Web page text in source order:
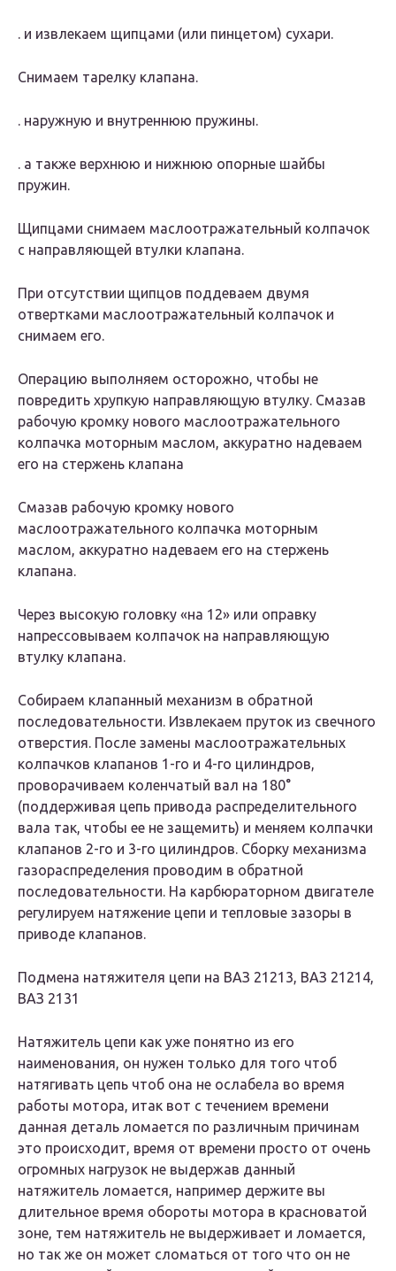
. и извлекаем щипцами (или пинцетом) сухари.
Снимаем тарелку клапана.
. наружную и внутреннюю пружины.
. а также верхнюю и нижнюю опорные шайбы
пружин.
Щипцами снимаем маслоотражательный колпачок
с направляющей втулки клапана.
При отсутствии щипцов поддеваем двумя
отвертками маслоотражательный колпачок и
снимаем его.
Операцию выполняем осторожно, чтобы не
повредить хрупкую направляющую втулку. Смазав
рабочую кромку нового маслоотражательного
колпачка моторным маслом, аккуратно надеваем
его на стержень клапана
Смазав рабочую кромку нового
маслоотражательного колпачка моторным
маслом, аккуратно надеваем его на стержень
клапана.
Через высокую головку «на 12» или оправку
напрессовываем колпачок на направляющую
втулку клапана.
Собираем клапанный механизм в обратной
последовательности. Извлекаем пруток из свечного
отверстия. После замены маслоотражательных
колпачков клапанов 1-го и 4-го цилиндров,
проворачиваем коленчатый вал на 180°
(поддерживая цепь привода распределительного
вала так, чтобы ее не защемить) и меняем колпачки
клапанов 2-го и 3-го цилиндров. Сборку механизма
газораспределения проводим в обратной
последовательности. На карбюраторном двигателе
регулируем натяжение цепи и тепловые зазоры в
приводе клапанов.
Подмена натяжителя цепи на ВАЗ 21213, ВАЗ 21214,
ВАЗ 2131
Натяжитель цепи как уже понятно из его
наименования, он нужен только для того чтоб
натягивать цепь чтоб она не ослабела во время
работы мотора, итак вот с течением времени
данная деталь ломается по различным причинам
это происходит, время от времени просто от очень
огромных нагрузок не выдержав данный
натяжитель ломается, например держите вы
длительное время обороты мотора в красноватой
зоне, тем натяжитель не выдерживает и ломается,
но так же он может сломаться от того что он не